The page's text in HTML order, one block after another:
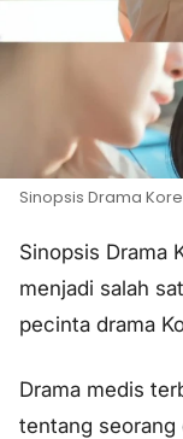
Sinopsis Drama
Sinopsis Drama
menjadi salah
pecinta drama
Drama medis
tentang seorang